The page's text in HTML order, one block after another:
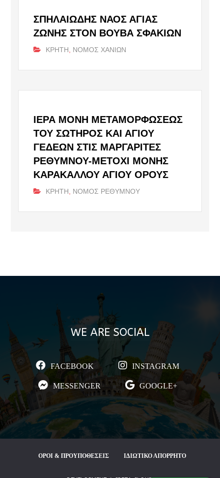
ΣΠΗΛΑΙΏΔΗΣ ΝΑΌΣ ΑΓΊΑΣ
ΖΏΝΗΣ ΣΤΟΝ ΒΟΥΒΆ ΣΦΑΚΊΩΝ
ΚΡΗΤΗ ΝΟΜΟΣ ΧΑΝΙΩΝ
ΙΕΡΆ ΜΟΝΉ ΜΕΤΑΜΟΡΦΏΣΕΩΣ
ΤΟΥ ΣΩΤΉΡΟΣ ΚΑΙ ΑΓΊΟΥ
ΓΕΔΕΏΝ ΣΤΙΣ ΜΑΡΓΑΡΊΤΕΣ
ΡΕΘΎΜΝΟΥ-ΜΕΤΌΧΙ ΜΟΝΉΣ
ΚΑΡΑΚΆΛΛΟΥ ΑΓΊΟΥ ΌΡΟΥΣ
ΚΡΗΤΗ ΝΟΜΟΣ ΡΕΘΥΜΝΟΥ
WE ARE SOCIAL
FACEBOOK INSTAGRAM
MESSENGER GOOGLE+
ΟΡΟΙ & ΠΡΟΥΠΟΘΕΣΕΙΣ ΙΔΙΩΤΙΚΟ ΑΠΟΡΡΗΤΟ